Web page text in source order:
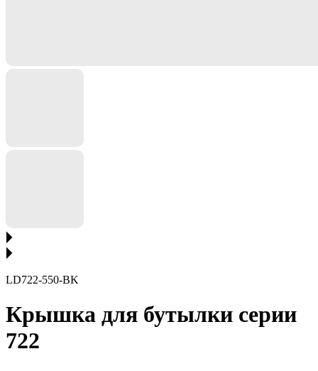
LD722-550-BK
Крышка для бутылки серии
722